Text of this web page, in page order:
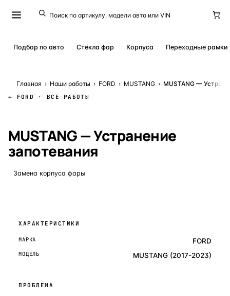
Подбор по авто Стёкла фар Корпуса Переходные рамки
Главная › Наши работы › FORD › MUSTANG › MUSTANG —
← FORD · ВСЕ РАБОТЫ
MUSTANG — Устранение
запотевания
Замена корпуса фары
ХАРАКТЕРИСТИКИ
МАРКА FORD
МОДЕЛЬ MUSTANG (2017-2023)
ПРОБЛЕМА